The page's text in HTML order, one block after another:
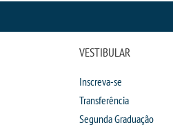
VESTIBULAR
Inscreva-se
Transferência
Segunda Graduação